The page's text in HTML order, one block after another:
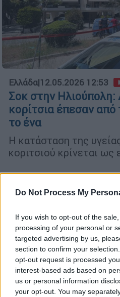
Do Not Process My
If you wish to opt-out of the
processing of your personal or
targeted advertising by us,
section to confirm your
opt-out request is processed
interest-based ads based on
us or personal information
your opt-out. You may
Ελλάδα|12.05.2026 12:53
Σοκ στην Ηλιούπολη:
κορίτσια έπεσαν
το ένα
Η κατάσταση της
κοριτσιού κρίνεται ως